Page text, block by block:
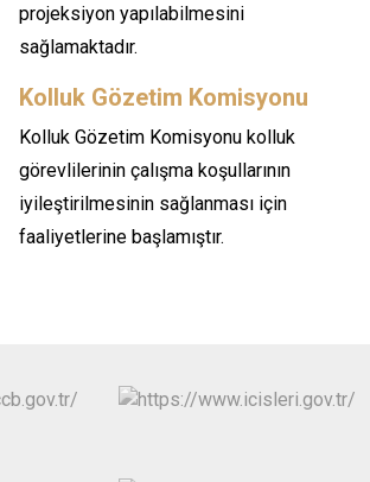
projeksiyon yapılabilmesini
sağlamaktadır.
Kolluk Gözetim Komisyonu
Kolluk Gözetim Komisyonu kolluk
görevlilerinin çalışma koşullarının
iyileştirilmesinin sağlanması için
faaliyetlerine başlamıştır.